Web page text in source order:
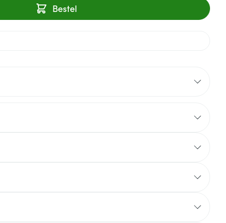
Bestel